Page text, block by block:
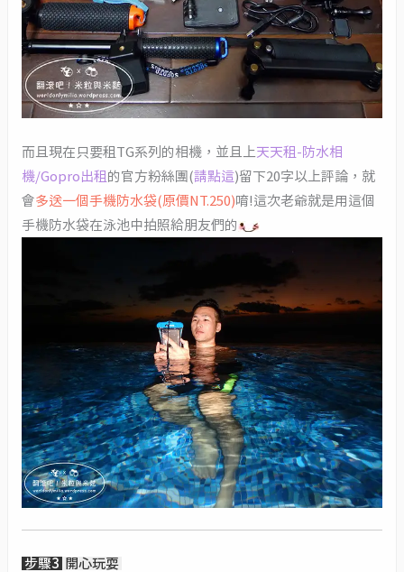
而且現在只要租TG系列的相機，並且上 天天租-防水相
機/Gopro出租 的官方粉絲團(請點這)留下20字以上評論，就
會多送一個手機防水袋(原價NT.250) 唷!這次老爺就是用這個
手機防水袋在泳池中拍照給朋友們的
步驟3 開心玩耍